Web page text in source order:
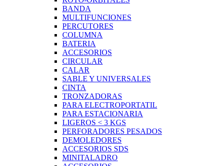
BANDA
MULTIFUNCIONES
PERCUTORES
COLUMNA
BATERIA
ACCESORIOS
CIRCULAR
CALAR
SABLE Y UNIVERSALES
CINTA
TRONZADORAS
PARA ELECTROPORTATIL
PARA ESTACIONARIA
LIGEROS < 3 KGS
PERFORADORES PESADOS
DEMOLEDORES
ACCESORIOS SDS
MINITALADRO